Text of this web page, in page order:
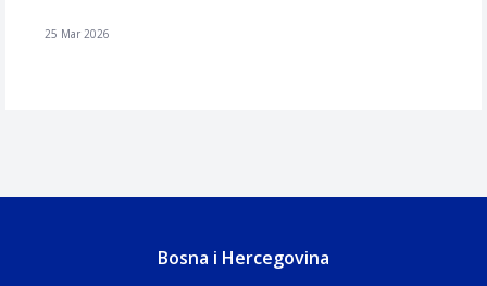
25 Mar 2026
Bosna i Hercegovina